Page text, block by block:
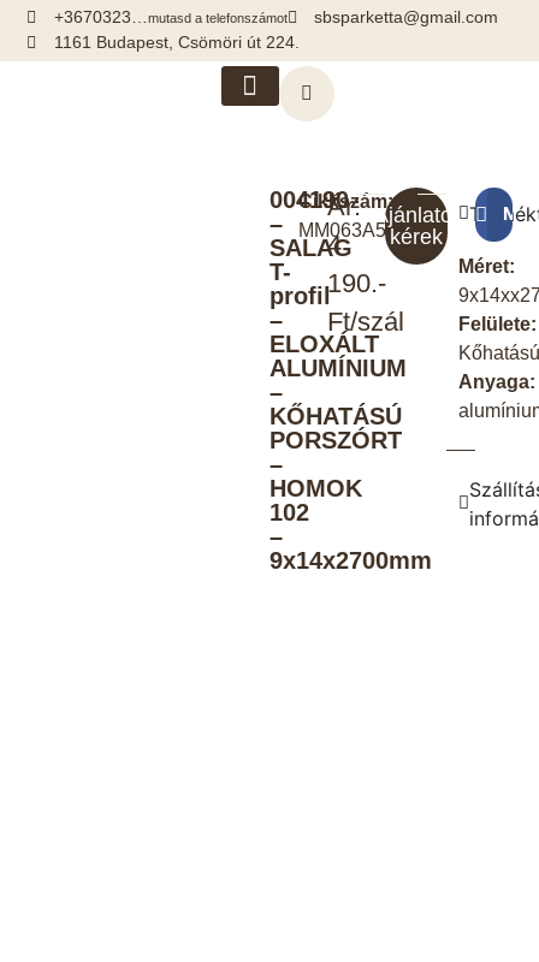
+3670323…mutasd a telefonszámot
sbsparketta@gmail.com
1161 Budapest, Csömöri út 224.
004190
–
SALAG
T-
profil
–
ELOXÁLT
ALUMÍNIUM
–
KŐHATÁSÚ
PORSZÓRT
–
HOMOK
102
–
9x14x2700mm
Cikkszám:
MM063A5/102
Ár:
4
190.-
Ft/szál
Ajánlatot
kérek
Méret:
Felülete:
Kőhatású
Anyaga: